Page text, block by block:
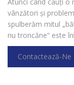
vânzători și
spulberăm mitul
nu troncăne” este
Contactează-Ne